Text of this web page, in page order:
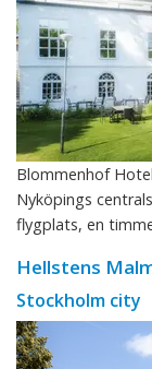
Blommenhof
Nyköpings
flygplats, en
Hellstens
Stockholm city